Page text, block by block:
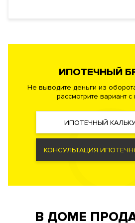
зоной отдыха. Зарядные устройства
Кладовые комнаты.
Инженерия
Застройщик запроектировал в
современные и
Центральная система управления
системы приточно-вытяжной
очистки воды до уровня питьевой,
ИПОТЕЧНЫЙ
Не выводите деньги из
рассмотрите вариант с
ИПОТЕЧНЫЙ
КОНСУЛЬТАЦИЯ
В ДОМЕ